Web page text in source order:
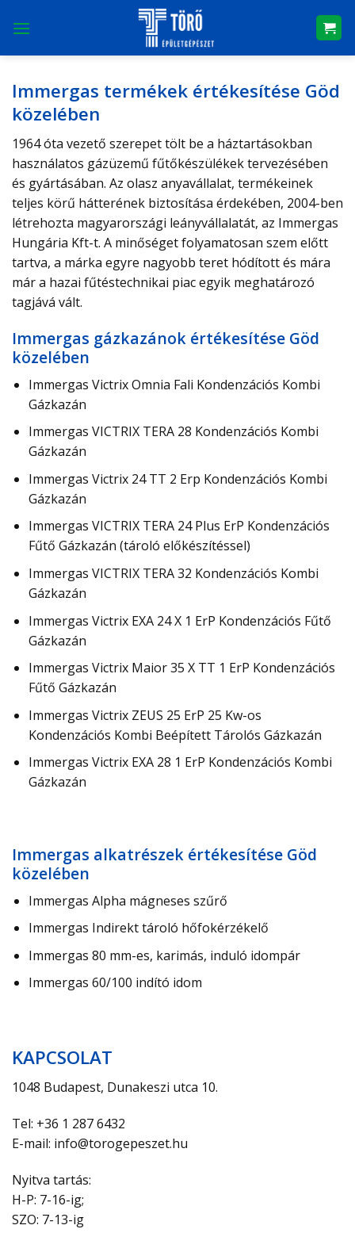
Immergas termékek értékesítése Göd
közelében
1964 óta vezető szerepet tölt be a háztartásokban
használatos gázüzemű fűtőkészülékek tervezésében
és gyártásában. Az olasz anyavállalat, termékeinek
teljes körű hátterének biztosítása érdekében, 2004-ben
létrehozta magyarországi leányvállalatát, az Immergas
Hungária Kft-t. A minőséget folyamatosan szem előtt
tartva, a márka egyre nagyobb teret hódított és mára
már a hazai fűtéstechnikai piac egyik meghatározó
tagjává vált.
Immergas gázkazánok értékesítése Göd
közelében
Immergas Victrix Omnia Fali Kondenzációs Kombi
Gázkazán
Immergas VICTRIX TERA 28 Kondenzációs Kombi
Gázkazán
Immergas Victrix 24 TT 2 Erp Kondenzációs Kombi
Gázkazán
Immergas VICTRIX TERA 24 Plus ErP Kondenzációs
Fűtő Gázkazán (tároló előkészítéssel)
Immergas VICTRIX TERA 32 Kondenzációs Kombi
Gázkazán
Immergas Victrix EXA 24 X 1 ErP Kondenzációs Fűtő
Gázkazán
Immergas Victrix Maior 35 X TT 1 ErP Kondenzációs
Fűtő Gázkazán
Immergas Victrix ZEUS 25 ErP 25 Kw-os
Kondenzációs Kombi Beépített Tárolós Gázkazán
Immergas Victrix EXA 28 1 ErP Kondenzációs Kombi
Gázkazán
Immergas alkatrészek értékesítése Göd
közelében
Immergas Alpha mágneses szűrő
Immergas Indirekt tároló hőfokérzékelő
Immergas 80 mm-es, karimás, induló idompár
Immergas 60/100 indító idom
KAPCSOLAT
1048 Budapest, Dunakeszi utca 10.
Tel: +36 1 287 6432
E-mail: info@torogepeszet.hu
Nyitva tartás:
H-P: 7-16-ig;
SZO: 7-13-ig